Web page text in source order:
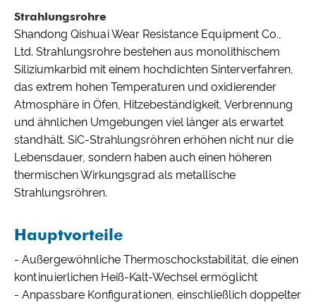
Strahlungsrohre
Shandong Qishuai Wear Resistance Equipment Co.,
Ltd. Strahlungsrohre bestehen aus monolithischem
Siliziumkarbid mit einem hochdichten Sinterverfahren,
das extrem hohen Temperaturen und oxidierender
Atmosphäre in Öfen, Hitzebeständigkeit, Verbrennung
und ähnlichen Umgebungen viel länger als erwartet
standhält. SiC-Strahlungsröhren erhöhen nicht nur die
Lebensdauer, sondern haben auch einen höheren
thermischen Wirkungsgrad als metallische
Strahlungsröhren.
Hauptvorteile
- Außergewöhnliche Thermoschockstabilität, die einen
kontinuierlichen Heiß-Kalt-Wechsel ermöglicht
- Anpassbare Konfigurationen, einschließlich doppelter